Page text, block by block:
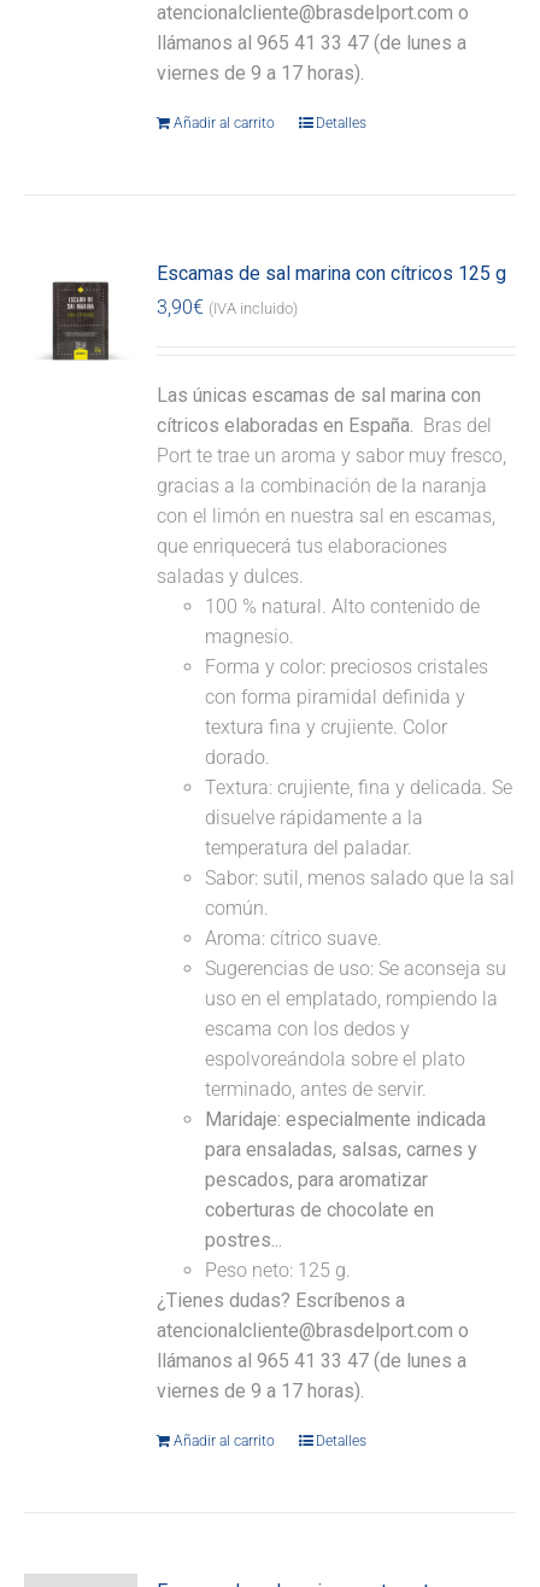
atencionalcliente@brasdelport.com o
llámanos al 965 41 33 47 (de lunes a
viernes de 9 a 17 horas).
Añadir al carrito Detalles
Escamas de sal marina con cítricos 125 g
3,90€ (IVA incluido)
Las únicas escamas de sal marina con
cítricos elaboradas en España. Bras del
Port te trae un aroma y sabor muy fresco,
gracias a la combinación de la naranja
con el limón en nuestra sal en escamas,
que enriquecerá tus elaboraciones
saladas y dulces.
100 % natural. Alto contenido de
magnesio.
Forma y color: preciosos cristales
con forma piramidal definida y
textura fina y crujiente. Color
dorado.
Textura: crujiente, fina y delicada. Se
disuelve rápidamente a la
temperatura del paladar.
Sabor: sutil, menos salado que la sal
común.
Aroma: cítrico suave.
Sugerencias de uso: Se aconseja su
uso en el emplatado, rompiendo la
escama con los dedos y
espolvoreándola sobre el plato
terminado, antes de servir.
Maridaje: especialmente indicada
para ensaladas, salsas, carnes y
pescados, para aromatizar
coberturas de chocolate en
postres...
Peso neto: 125 g.
¿Tienes dudas? Escríbenos a
atencionalcliente@brasdelport.com o
llámanos al 965 41 33 47 (de lunes a
viernes de 9 a 17 horas).
Añadir al carrito Detalles